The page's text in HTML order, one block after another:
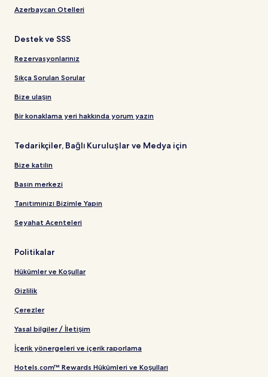
Azerbaycan Otelleri
Destek ve SSS
Rezervasyonlarınız
Sıkça Sorulan Sorular
Bize ulaşın
Bir konaklama yeri hakkında yorum yazın
Tedarikçiler, Bağlı Kuruluşlar ve Medya için
Bize katılın
Basın merkezi
Tanıtımınızı Bizimle Yapın
Seyahat Acenteleri
Politikalar
Hükümler ve Koşullar
Gizlilik
Çerezler
Yasal bilgiler / İletişim
İçerik yönergeleri ve içerik raporlama
Hotels.com™ Rewards Hükümleri ve Koşulları